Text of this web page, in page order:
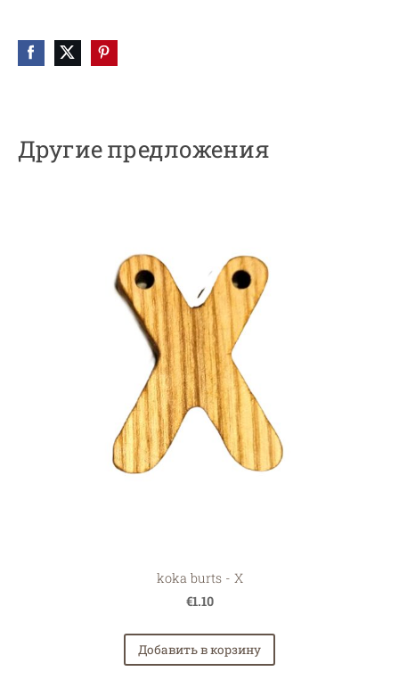
Другие предложения
koka burts - X
€1.10
Добавить в корзину